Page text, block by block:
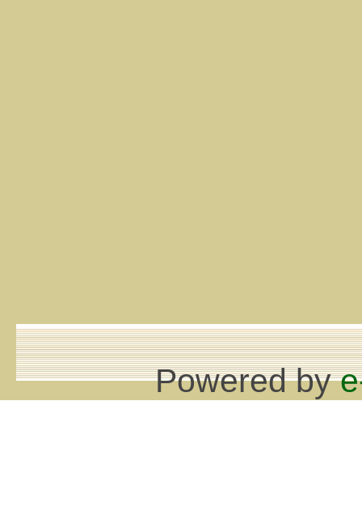
Powered by